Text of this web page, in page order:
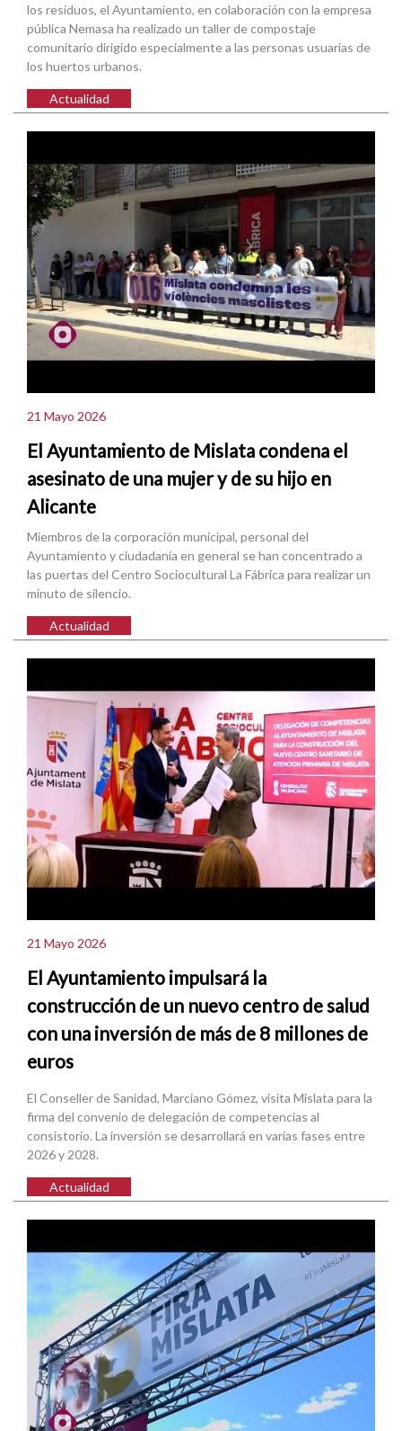
los residuos, el Ayuntamiento, en colaboración con la empresa
pública Nemasa ha realizado un taller de compostaje
comunitario dirigido especialmente a las personas usuarias de
los huertos urbanos.
Actualidad
21 Mayo 2026
El Ayuntamiento de Mislata condena el
asesinato de una mujer y de su hijo en
Alicante
Miembros de la corporación municipal, personal del
Ayuntamiento y ciudadanía en general se han concentrado a
las puertas del Centro Sociocultural La Fábrica para realizar un
minuto de silencio.
Actualidad
21 Mayo 2026
El Ayuntamiento impulsará la
construcción de un nuevo centro de salud
con una inversión de más de 8 millones de
euros
El Conseller de Sanidad, Marciano Gómez, visita Mislata para la
firma del convenio de delegación de competencias al
consistorio. La inversión se desarrollará en varias fases entre
2026 y 2028.
Actualidad